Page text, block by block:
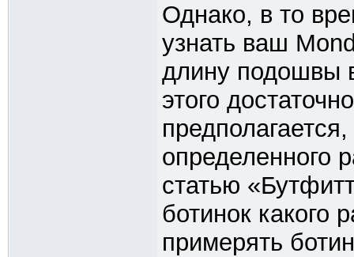
Однако, в то
узнать ваш
длину подошвы
этого
определенного
статью
ботинок какого
примерять